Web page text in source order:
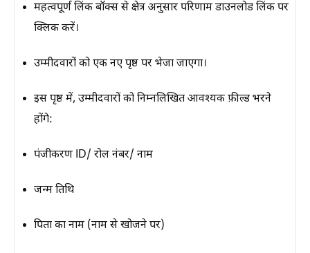
महत्वपूर्ण लिंक बॉक्स से क्षेत्र अनुसारपरिणाम डाउनलोडलिंक पर
क्लिक करें।
उम्मीदवारों को एक नए पृष्ठ पर भेजा जाएगा।
इस पृष्ठ में, उम्मीदवारों को निम्नलिखित आवश्यक फ़ील्ड भरने
होंगे:
पंजीकरण ID/ रोल नंबर/ नाम
जन्म तिथि
पिता का नाम (नाम से खोजने पर)